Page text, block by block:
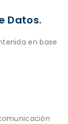
Datos.
en base